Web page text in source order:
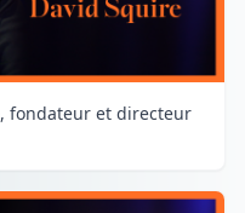
fondateur et directeur